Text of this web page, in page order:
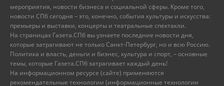
мероприятия, новости бизнеса и социальной сферы. Кроме того,
новости СПб сегодня – это, конечно, события культуры и искусства:
премьеры и выставки, концерты и театральные спектакли.
На страницах Газета.СПб вы узнаете последние новости дня,
которые затрагивают не только Санкт-Петербург, но и всю Россию.
Политика и власть, деньги и бизнес, культура и спорт, – основные
темы, которые Газета.СПб затрагивает каждый день!
На информационном ресурсе (сайте) применяются
рекомендательные технологии (информационные технологии